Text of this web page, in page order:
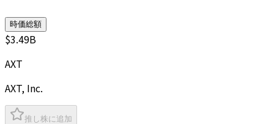
時価総額
$3.49B
AXT
AXT, Inc.
推し株に追加